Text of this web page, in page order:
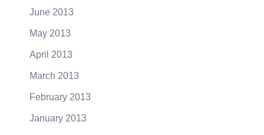
June 2013
May 2013
April 2013
March 2013
February 2013
January 2013